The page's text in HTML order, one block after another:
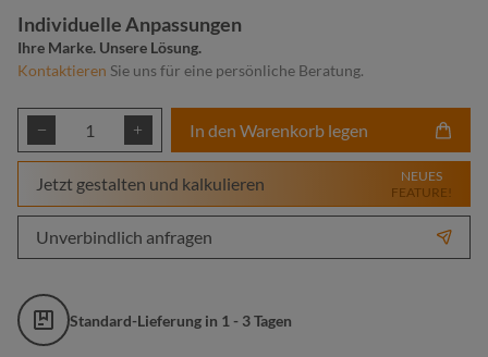
Individuelle Anpassungen
Ihre Marke. Unsere Lösung.
Kontaktieren Sie uns für eine persönliche Beratung.
Produkt Anzahl: Gib den gewünschten
In den Warenkorb legen
Jetzt gestalten und kalkulieren
NEUES
FEATURE!
Unverbindlich anfragen
Standard-Lieferung in 1 - 3 Tagen